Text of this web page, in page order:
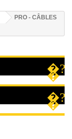
PRO - CÂBLES